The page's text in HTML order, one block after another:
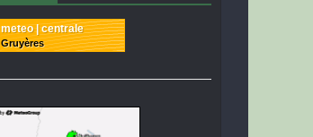
meteo | centrale
Gruyères